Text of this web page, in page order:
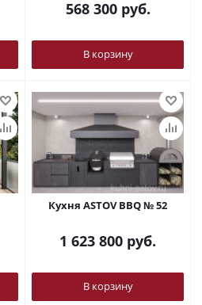
568 300руб.
В корзину
Кухня ASTOV BBQ № 52
1 623 800 руб.
В корзину